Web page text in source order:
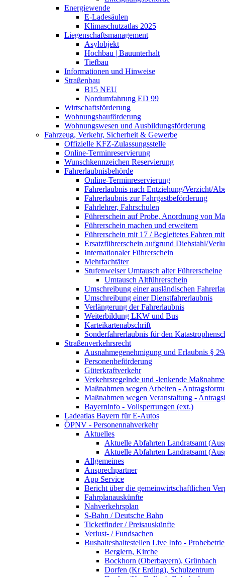
Energiewende
E-Ladesäulen
Klimaschutzatlas 2025
Liegenschaftsmanagement
Asylobjekt
Hochbau | Bauunterhalt
Tiefbau
Informationen und Hinweise
Straßenbau
B15 NEU
Nordumfahrung ED 99
Wirtschaftsförderung
Wohnungsbauförderung
Wohnungswesen und Ausbildungsförderung
Fahrzeug, Verkehr, Sicherheit & Gewerbe
Offizielle KFZ-Zulassungsstelle
Online-Terminreservierung
Wunschkennzeichen Reservierung
Fahrerlaubnisbehörde
Online-Terminreservierung
Fahrerlaubnis nach Entziehung/Verzicht/
Fahrerlaubnis zur Fahrgastbeförderung
Fahrlehrer, Fahrschulen
Führerschein auf Probe, Anordnung von
Führerschein machen und erweitern
Führerschein mit 17 / Begleitetes Fahren
Ersatzführerschein aufgrund Diebstahl/
Internationaler Führerschein
Mehrfachtäter
Stufenweiser Umtausch alter Führerscheine
Umtausch Altführerschein
Umschreibung einer ausländischen
Umschreibung einer Dienstfahrerlaubnis
Verlängerung der Fahrerlaubnis
Weiterbildung LKW und Bus
Karteikartenabschrift
Sonderfahrerlaubnis für den
Straßenverkehrsrecht
Ausnahmegenehmigung und Erlaubnis §
Personenbeförderung
Güterkraftverkehr
Verkehrsregelnde und -lenkende
Maßnahmen wegen Arbeiten -
Maßnahmen wegen Veranstaltung -
Bayerninfo - Vollsperrungen (ext.)
Ladeatlas Bayern für E-Autos
ÖPNV - Personennahverkehr
Aktuelles
Aktuelle Abfahrten Landratsamt
Aktuelle Abfahrten Landratsamt
Allgemeines
Ansprechpartner
App Service
Bericht über die gemeinwirtschaftlichen
Fahrplanauskünfte
Nahverkehrsplan
S-Bahn / Deutsche Bahn
Ticketfinder / Preisauskünfte
Verlust- / Fundsachen
Bushalteshaltestellen Live Info -
Berglern, Kirche
Bockhorn (Oberbayern), Grünbach
Dorfen (Kr Erding), Schulzentrum